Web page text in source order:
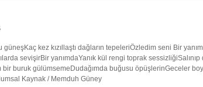
kez kızıllaştı dağların tepeleriÖzledim seni Bir
sevişirBir yanımdaYanık kül rengi toprak
bir buruk gülümsemeDudağımda buğusu öpüşlerinGeceler
Kaynak / Memduh Güney